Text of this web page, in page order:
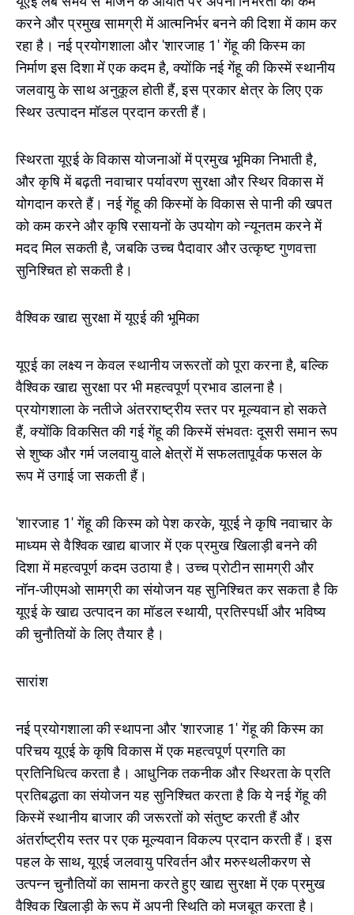
करने और प्रमुख सामग्री में आत्मनिर्भर बनने की दिशा में काम कर
रहा है। नई प्रयोगशाला और 'शारजाह 1' गेंहू की किस्म का
निर्माण इस दिशा में एक कदम है, क्योंकि नई गेंहू की किस्में स्थानीय
जलवायु के साथ अनुकूल होती हैं, इस प्रकार क्षेत्र के लिए एक
स्थिर उत्पादन मॉडल प्रदान करती हैं।
स्थिरता यूएई के विकास योजनाओं में प्रमुख भूमिका निभाती है,
और कृषि में बढ़ती नवाचार पर्यावरण सुरक्षा और स्थिर विकास में
योगदान करते हैं। नई गेंहू की किस्मों के विकास से पानी की खपत
को कम करने और कृषि रसायनों के उपयोग को न्यूनतम करने में
मदद मिल सकती है, जबकि उच्च पैदावार और उत्कृष्ट गुणवत्ता
सुनिश्चित हो सकती है।
वैश्विक खाद्य सुरक्षा में यूएई की भूमिका
यूएई का लक्ष्य न केवल स्थानीय जरूरतों को पूरा करना है, बल्कि
वैश्विक खाद्य सुरक्षा पर भी महत्वपूर्ण प्रभाव डालना है।
प्रयोगशाला के नतीजे अंतरराष्ट्रीय स्तर पर मूल्यवान हो सकते
हैं, क्योंकि विकसित की गई गेंहू की किस्में संभवतः दूसरी समान रूप
से शुष्क और गर्म जलवायु वाले क्षेत्रों में सफलतापूर्वक फसल के
रूप में उगाई जा सकती हैं।
'शारजाह 1' गेंहू की किस्म को पेश करके, यूएई ने कृषि नवाचार के
माध्यम से वैश्विक खाद्य बाजार में एक प्रमुख खिलाड़ी बनने की
दिशा में महत्वपूर्ण कदम उठाया है। उच्च प्रोटीन सामग्री और
नॉन-जीएमओ सामग्री का संयोजन यह सुनिश्चित कर सकता है कि
यूएई के खाद्य उत्पादन का मॉडल स्थायी, प्रतिस्पर्धी और भविष्य
की चुनौतियों के लिए तैयार है।
सारांश
नई प्रयोगशाला की स्थापना और 'शारजाह 1' गेंहू की किस्म का
परिचय यूएई के कृषि विकास में एक महत्वपूर्ण प्रगति का
प्रतिनिधित्व करता है। आधुनिक तकनीक और स्थिरता के प्रति
प्रतिबद्धता का संयोजन यह सुनिश्चित करता है कि ये नई गेंहू की
किस्में स्थानीय बाजार की जरूरतों को संतुष्ट करती हैं और
अंतर्राष्ट्रीय स्तर पर एक मूल्यवान विकल्प प्रदान करती हैं। इस
पहल के साथ, यूएई जलवायु परिवर्तन और मरुस्थलीकरण से
उत्पन्न चुनौतियों का सामना करते हुए खाद्य सुरक्षा में एक प्रमुख
वैश्विक खिलाड़ी के रूप में अपनी स्थिति को मजबूत करता है।